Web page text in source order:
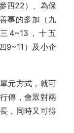
四22）、為保
事的多加（九
4~13，十五
9~11）及小企
元方式，就可
傳，會眾對兩
，同時又可得